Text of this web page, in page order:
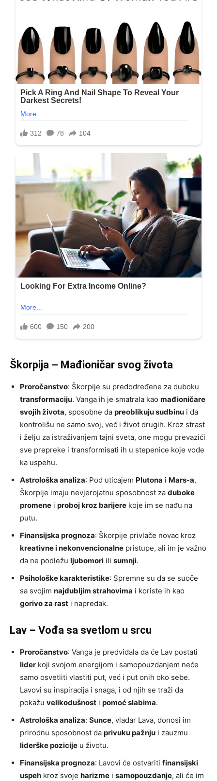
Škorpija – Mađioničar svog života
Proročanstvo: Škorpije su predodređene za duboku
transformaciju. Vanga ih je smatrala kao mađioničare
svojih života, sposobne da preoblikuju sudbinu i da
kontrolišu ne samo svoj, već i život drugih. Kroz strast
i želju za istraživanjem tajni sveta, one mogu prevazići
sve prepreke i transformisati ih u stepenice koje vode
ka uspehu.
Astrološka analiza: Pod uticajem Plutona i Mars-a,
Škorpije imaju nevjerojatnu sposobnost za duboke
promene i proboj kroz barijere koje im se nađu na
putu.
Finansijska prognoza: Škorpije privlače novac kroz
kreativne i nekonvencionalne pristupe, ali im je važno
da ne podležu ljubomori ili sumnji.
Psihološke karakteristike: Spremne su da se suoče
sa svojim najdubljim strahovima i koriste ih kao
gorivo za rast i napredak.
Lav – Vođa sa svetlom u srcu
Proročanstvo: Vanga je predviđala da će Lav postati
lider koji svojom energijom i samopouzdanjem neće
samo osvetliti vlastiti put, već i put onih oko sebe.
Lavovi su inspiracija i snaga, i od njih se traži da
pokažu velikodušnost i pomoć slabima.
Astrološka analiza: Sunce, vladar Lava, donosi im
prirodnu sposobnost da privuku pažnju i zauzmu
liderške pozicije u životu.
Finansijska prognoza: Lavovi će ostvariti finansijski
uspeh kroz svoje harizme i samopouzdanje, ali će im